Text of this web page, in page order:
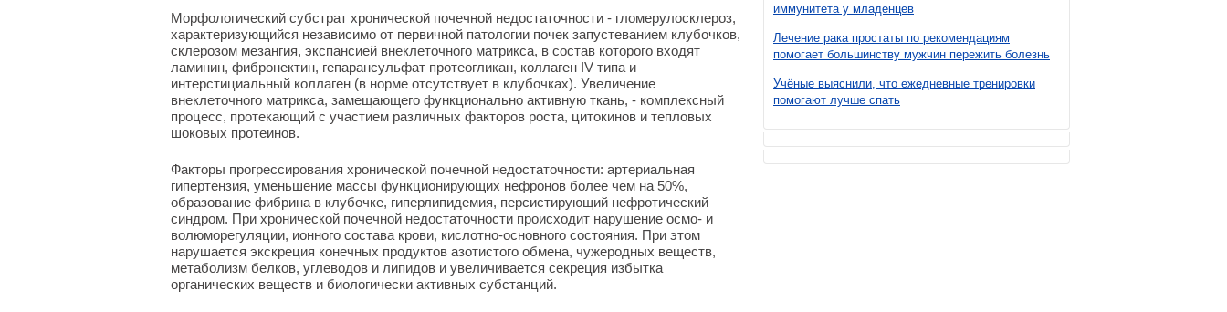
иммунитета у младенцев
Лечение рака простаты по рекомендациям
помогает большинству мужчин пережить болезнь
Учёные выяснили, что ежедневные тренировки
помогают лучше спать
Морфологический субстрат хронической почечной недостаточности - гломерулосклероз,
характеризующийся независимо от первичной патологии почек запустеванием клубочков,
склерозом мезангия, экспансией внеклеточного матрикса, в состав которого входят
ламинин, фибронектин, гепарансульфат протеогликан, коллаген IV типа и
интерстициальный коллаген (в норме отсутствует в клубочках). Увеличение
внеклеточного матрикса, замещающего функционально активную ткань, - комплексный
процесс, протекающий с участием различных факторов роста, цитокинов и тепловых
шоковых протеинов.
Факторы прогрессирования хронической почечной недостаточности: артериальная
гипертензия, уменьшение массы функционирующих нефронов более чем на 50%,
образование фибрина в клубочке, гиперлипидемия, персистирующий нефротический
синдром. При хронической почечной недостаточности происходит нарушение осмо- и
волюморегуляции, ионного состава крови, кислотно-основного состояния. При этом
нарушается экскреция конечных продуктов азотистого обмена, чужеродных веществ,
метаболизм белков, углеводов и липидов и увеличивается секреция избытка
органических веществ и биологически активных субстанций.